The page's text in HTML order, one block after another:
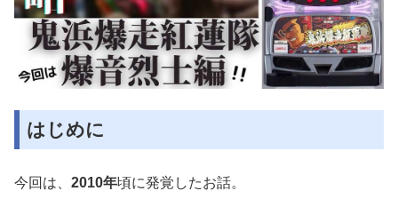
はじめに
今回は、 2010年頃に発覚したお話。